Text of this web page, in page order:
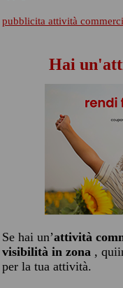
pubblicita attività
Hai
Se hai un’attività
visibilità in zona ,
per la tua attività.